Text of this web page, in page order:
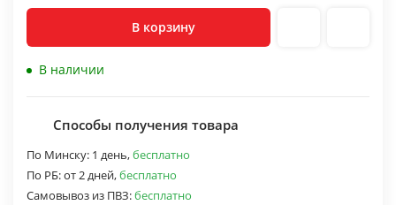
В корзину
В наличии
Способы получения товара
По Минску: 1 день,бесплатно
По РБ:от 2 дней,бесплатно
Самовывоз из ПВЗ:бесплатно